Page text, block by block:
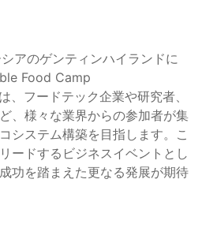
アのゲンティンハイランドに
Food Camp
フードテック企業や研究者、
、様々な業界からの参加者が集
システム構築を目指します。こ
ードするビジネスイベントとし
功を踏まえた更なる発展が期待